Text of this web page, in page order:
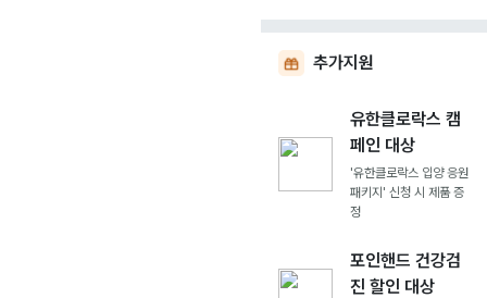
추가지원
유한클로락스 캠
페인 대상
'유한클로락스 입양 응원
패키지' 신청 시 제품 증
정
포인핸드 건강검
진 할인 대상